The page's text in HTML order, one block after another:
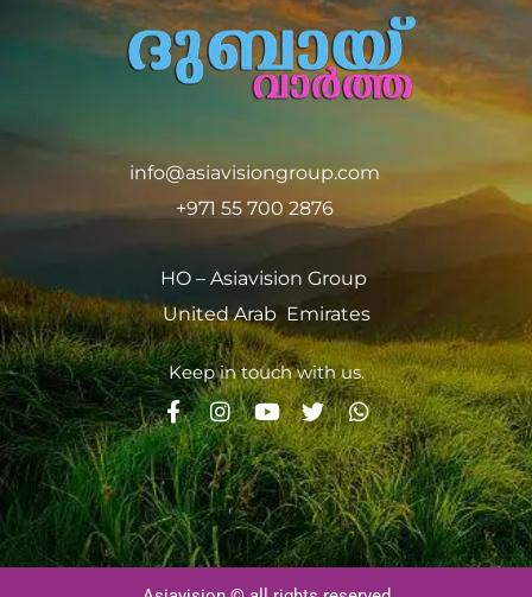
info@asiavisiongroup.com
+971 55 700 2876
HO – Asiavision Group
United Arab Emirates
Keep in touch with us.